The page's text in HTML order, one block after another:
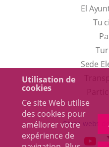
Utilisation de
cookies
Ce site Web utilise
des cookies pour
améliorer votre
expérience de
El
Tu
Sede
Otras webs